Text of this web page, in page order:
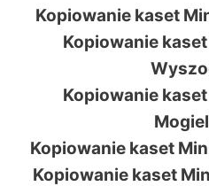
Kopiowanie kaset
Kopiowanie
Kopiowanie
Kopiowanie kaset
Kopiowanie kaset